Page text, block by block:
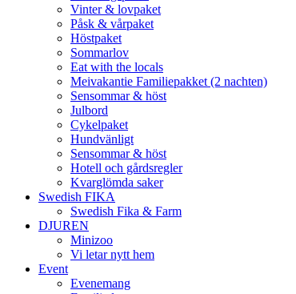
Vinter & lovpaket
Påsk & vårpaket
Höstpaket
Sommarlov
Eat with the locals
Meivakantie Familiepakket (2 nachten)
Sensommar & höst
Julbord
Cykelpaket
Hundvänligt
Sensommar & höst
Hotell och gårdsregler
Kvarglömda saker
Swedish FIKA
Swedish Fika & Farm
DJUREN
Minizoo
Vi letar nytt hem
Event
Evenemang